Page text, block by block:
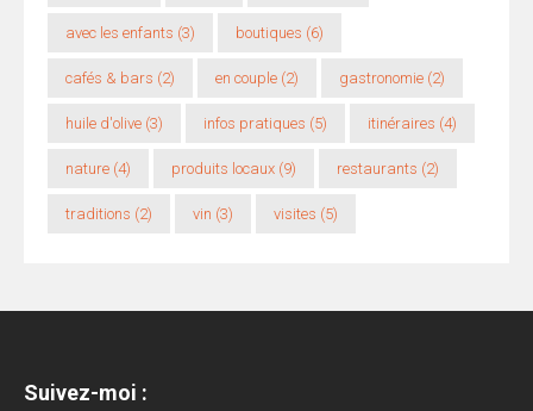
avec les enfants (3) boutiques (6)
cafés & bars (2) en couple (2) gastronomie (2)
huile d'olive (3) infos pratiques (5) itinéraires (4)
nature (4) produits locaux (9) restaurants (2)
traditions (2) vin (3) visites (5)
Suivez-moi :